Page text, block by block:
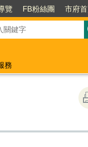
覽 FB粉絲團 市府
務